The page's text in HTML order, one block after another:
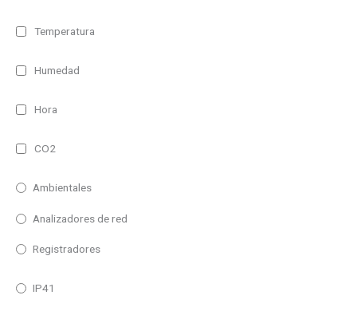
Temperatura
Humedad
Hora
CO2
Ambientales
Analizadores de red
Registradores
IP41